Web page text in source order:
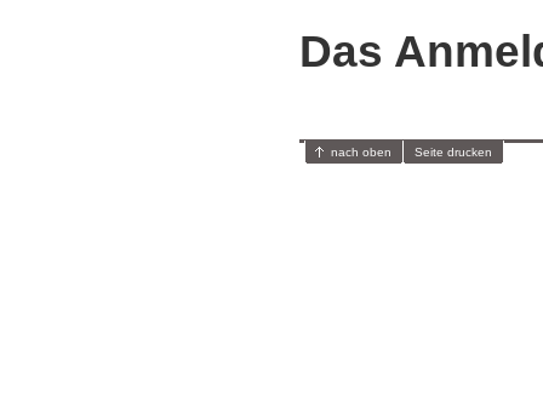
Das
nach oben Seite drucken